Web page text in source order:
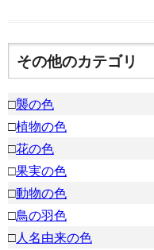
その他のカテゴリ
□襲の色
□植物の色
□花の色
□果実の色
□動物の色
□鳥の羽色
□人名由来の色